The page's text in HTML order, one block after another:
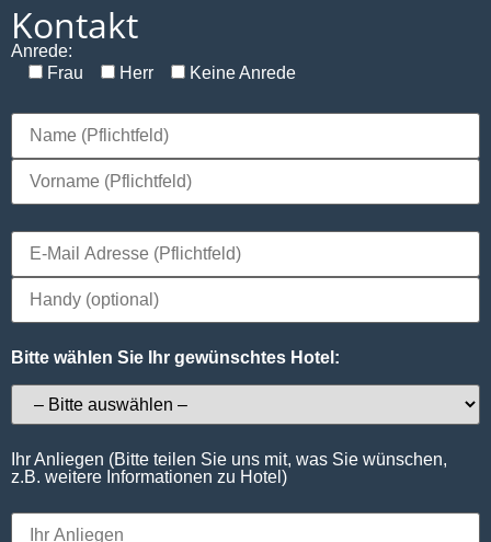
Kontakt
Anrede:
Frau
Herr Keine Anrede
Bitte wählen Sie Ihr gewünschtes Hotel:
Ihr Anliegen (Bitte teilen Sie uns mit, was Sie wünschen,
z.B. weitere Informationen zu Hotel)